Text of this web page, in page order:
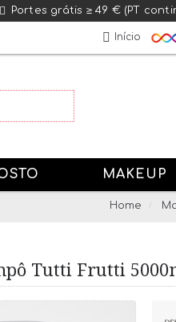
Portes grátis ≥ 49 € (PT
Início
MAKEUP
Home
Tutti Frutti